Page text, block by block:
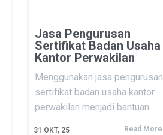
Jasa Pengurusan
Sertifikat Badan Usaha
Kantor Perwakilan
31 OKT, 25
Menggunakan jasa pengurusan
sertifikat badan usaha kantor
perwakilan menjadi bantuan…
Read More